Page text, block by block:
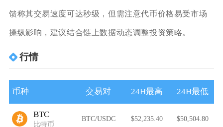
馈称其交易速度可达秒级，但需注意代币价格易受市场
操纵影响，建议结合链上数据动态调整投资策略。
行情
币种 交易对 24H最高 24H最低
BTC
比特币
BTC/USDC $52,235.40 $50,504.80